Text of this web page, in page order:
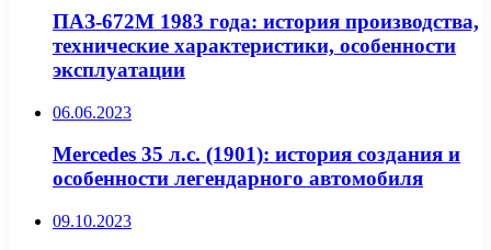
ПАЗ-672М 1983 года: история производства,
технические характеристики, особенности
эксплуатации
06.06.2023
Mercedes 35 л.с. (1901): история создания и
особенности легендарного автомобиля
09.10.2023